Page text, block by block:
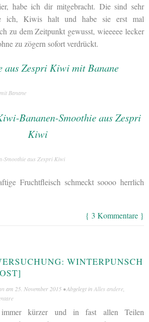
habe ich dir mitgebracht. Die sind sehr
ich, Kiwis halt und habe sie erst mal
zu dem Zeitpunkt gewusst, wieeeee lecker
zu zögern sofort verdrückt.
Banane
Smoothie aus Zespri Kiwi
Fruchtfleisch schmeckt soooo herrlich
{ 3 Kommentare }
WINTERPUNSCH
am 25. November 2015 • Abgelegt in Alles andere
kürzer und in fast allen Teilen